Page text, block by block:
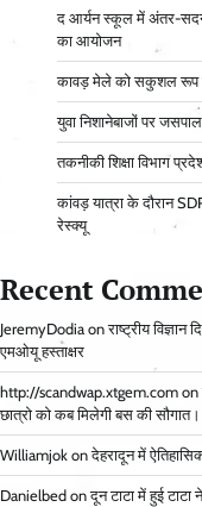
द आर्यन स्कूल में अंतर-
का आयोजन
कावड़ मेले को सकुशल रूप
युवा निशानेबाजों पर
तकनीकी शिक्षा विभाग
कांवड़ यात्रा के दौरान
रेस्क्यू
Recent
JeremyDodia onराष्ट्रीय
एमओयू हस्ताक्षर
http://scandwap.xtgem.com on
छात्रो को कब मिलेगी बस की सौगात।
Williamjok onदेहरादून में
Danielbed onदून टाटा में हुई